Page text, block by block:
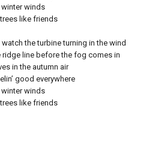
winter winds
like friends
the turbine turning in the wind
ridge line before the fog comes in
in the autumn air
good everywhere
winter winds
like friends